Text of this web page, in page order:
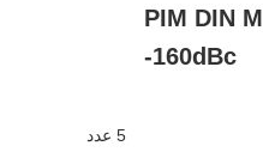
0-4GHz 100W بار پایانی پایین PIM DIN M
-160dBc
5 عدد